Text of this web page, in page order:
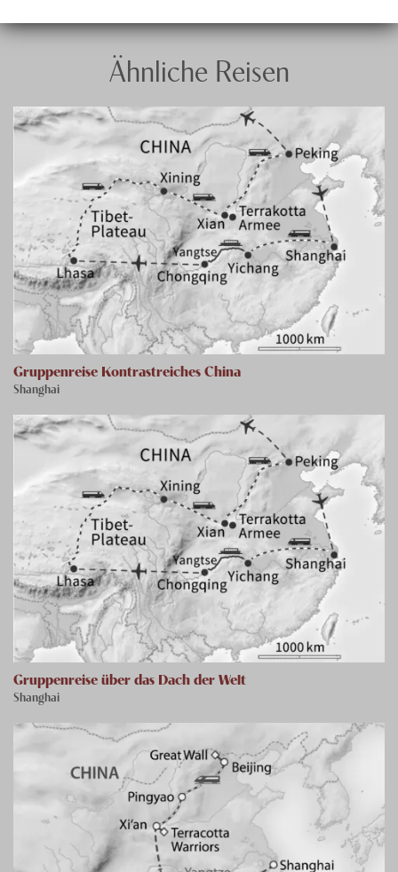
Ähnliche Reisen
Gruppenreise Kontrastreiches China
Shanghai
Gruppenreise über das Dach der Welt
Shanghai